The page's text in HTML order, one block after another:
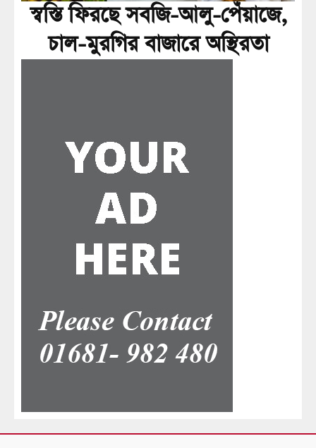
স্বস্তি ফিরছে সবজি-আলু-পেঁয়াজে,
চাল-মুরগির বাজারে অস্থিরতা